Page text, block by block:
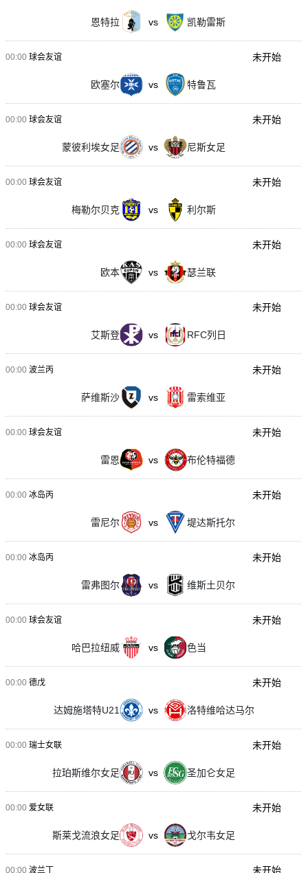
恩特拉 vs 凯勒雷斯
00:00 球会友谊
欧塞尔 vs 特鲁瓦
未开始
00:00 球会友谊
蒙彼利埃女足 vs 尼斯女足
未开始
00:00 球会友谊
梅勒尔贝克 vs 利尔斯
未开始
00:00 球会友谊
欧本 vs 瑟兰联
未开始
00:00 球会友谊
艾斯登 vs RFC列日
未开始
00:00 波兰丙
萨维斯沙 vs 雷索维亚
未开始
00:00 球会友谊
雷恩 vs 布伦特福德
未开始
00:00 冰岛丙
雷尼尔 vs 堤达斯托尔
未开始
00:00 冰岛丙
雷弗图尔 vs 维斯土贝尔
未开始
00:00 球会友谊
哈巴拉纽威 vs 色当
未开始
00:00 德戊
达姆施塔特U21 vs 洛特维哈达马尔
未开始
00:00 瑞士女联
拉珀斯维尔女足 vs 圣加仑女足
未开始
00:00 爱女联
斯莱戈流浪女足 vs 戈尔韦女足
未开始
00:00 波兰丁 未开始